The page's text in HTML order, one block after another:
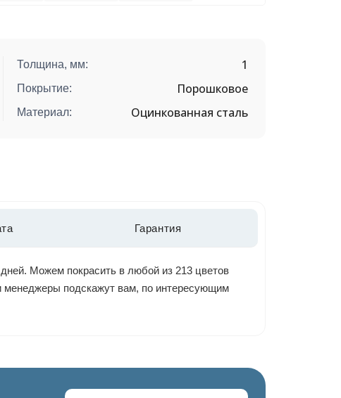
Толщина, мм: 1
Покрытие: Порошковое
Материал: Оцинкованная сталь
Гарантия
Можем покрасить в любой из 213 цветов
менеджеры подскажут вам, по интересующим